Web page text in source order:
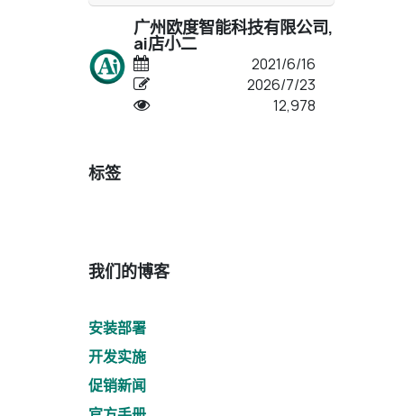
广州欧度智能科技有限公司,
ai店小二
2021/6/16
2026/7/23
12,978
标签
我们的博客
安装部署
开发实施
促销新闻